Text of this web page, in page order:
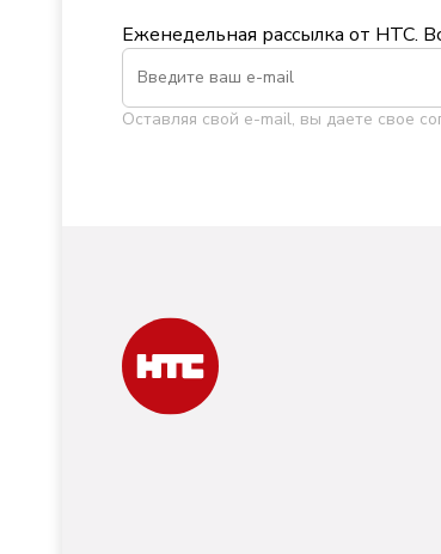
Еженедельная рассылка от НТС.
Оставляя свой e-mail, вы даете свое